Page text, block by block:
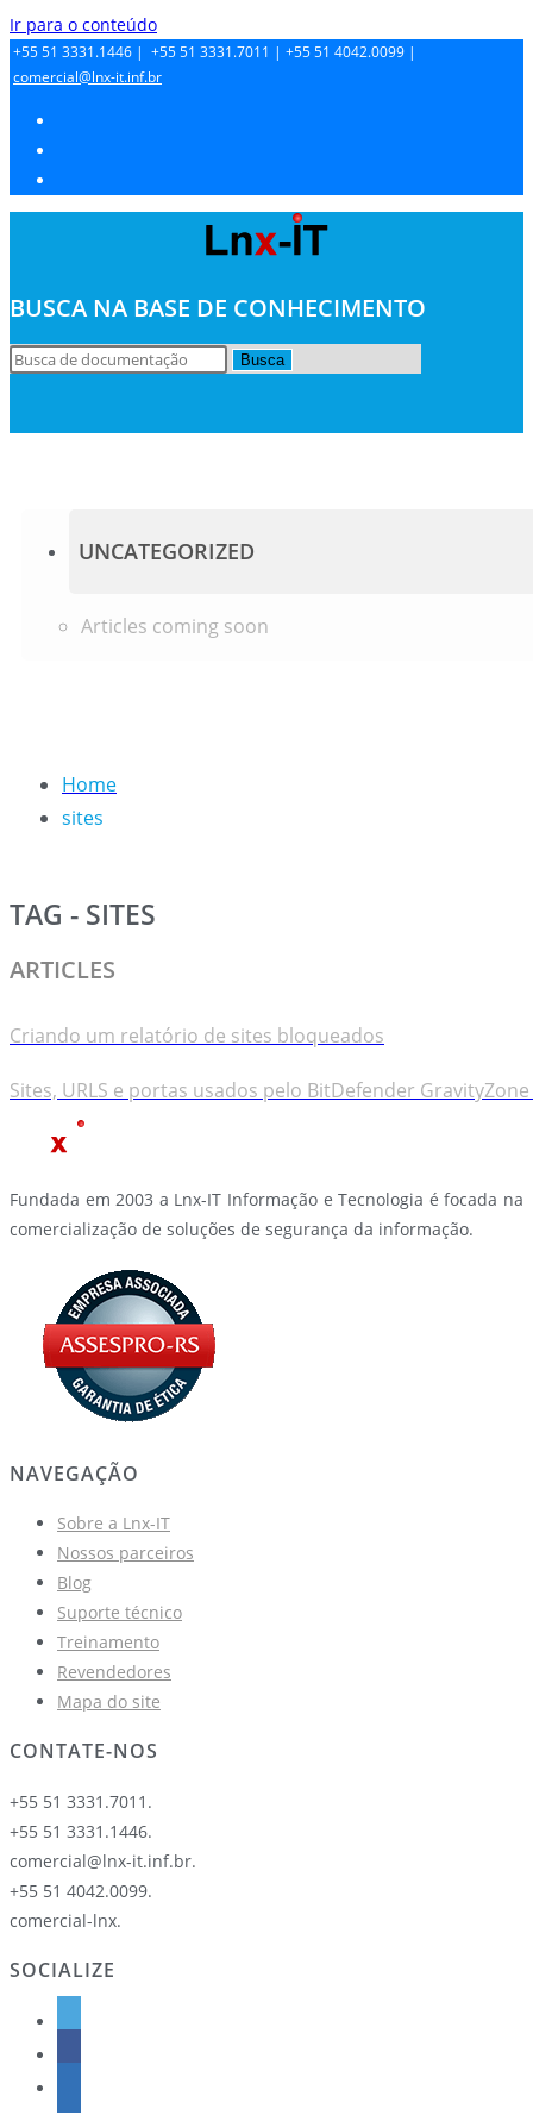
Ir para o conteúdo
+55 51 3331.1446 | +55 51 3331.7011 | +55 51 4042.0099 |
comercial@lnx-it.inf.br
BUSCA NA BASE DE CONHECIMENTO
Busca
UNCATEGORIZED
Articles coming soon
Home
sites
TAG - SITES
ARTICLES
Criando um relatório de sites bloqueados
Sites, URLS e portas usados pelo BitDefender
Fundada em 2003 a Lnx-IT Informação e Tecnologia é focada na
comercialização de soluções de segurança da informação.
NAVEGAÇÃO
Sobre a Lnx-IT
Nossos parceiros
Blog
Suporte técnico
Treinamento
Revendedores
Mapa do site
CONTATE-NOS
+55 51 3331.7011.
+55 51 3331.1446.
comercial@lnx-it.inf.br.
+55 51 4042.0099.
comercial-lnx.
SOCIALIZE